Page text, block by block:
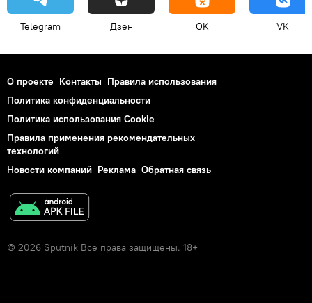
Telegram Дзен OK VK
О проекте Контакты Правила использования
Политика конфиденциальности
Политика использования Cookie
Правила применения рекомендательных
технологий
Новости компаний Реклама Обратная связь
© 2026 Sputnik Все права защищены. 18+